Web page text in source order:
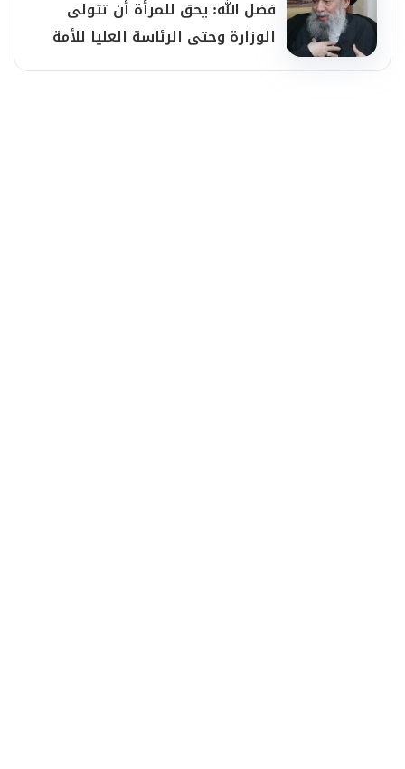
فضل الله: يحق للمرأة أن تتولى
الوزارة وحتى الرئاسة العليا للأمة